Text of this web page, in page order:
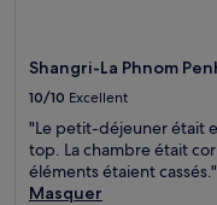
Shangri-La Phnom
10/10 Excellent
"Le petit-déjeuner était
top. La chambre était
éléments étaient cassés."
Masquer